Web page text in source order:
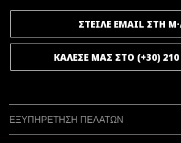
ΣΤΕΙΛΕ EMAIL ΣΤΗ
ΚΑΛΕΣΕ ΜΑΣ ΣΤΟ (+30) 210
ΕΞΥΠΗΡΕΤΗΣΗ ΠΕΛΑΤΩΝ